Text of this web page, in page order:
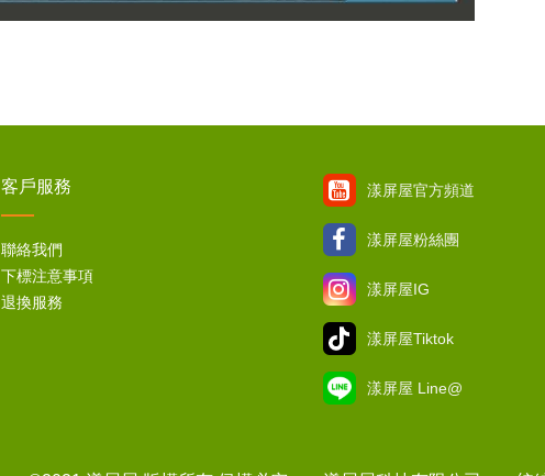
客戶服務
聯絡我們
下標注意事項
退換服務
漾屏屋官方頻道
漾屏屋粉絲團
漾屏屋IG
漾屏屋Tiktok
漾屏屋 Line@